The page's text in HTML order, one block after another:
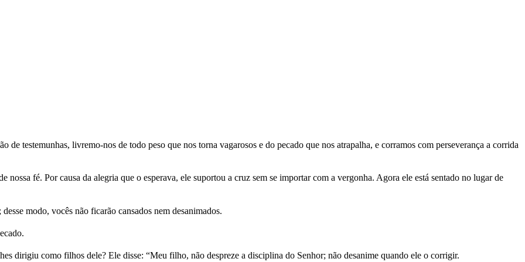
de testemunhas, livremo-nos de todo peso que nos torna vagarosos e do pecado que nos atrapalha, e corramos com perseverança a corrida
fé. Por causa da alegria que o esperava, ele suportou a cruz sem se importar com a vergonha. Agora ele está sentado no lugar de
modo, vocês não ficarão cansados nem desanimados.
dirigiu como filhos dele? Ele disse: “Meu filho, não despreze a disciplina do Senhor; não desanime quando ele o corrigir.